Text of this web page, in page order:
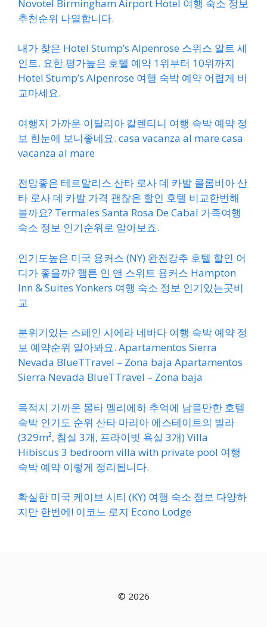
Novotel Birmingham Airport Hotel 여행 숙소 정보
추천순위 나열합니다.
내가 찾은 Hotel Stump’s Alpenrose 스위스 알트 세
인트. 요한 평가높은 호텔 예약 1위부터 10위까지
Hotel Stump’s Alpenrose 여행 숙박 예약 어렵게 비
교마세요.
여행지 가까운 이탈리아 칼렌티니 여행 숙박 예약 정
보 한눈에 보니좋네요. casa vacanza al mare casa
vacanza al mare
전망좋은 테르말리스 산타 로사 데 카발 콜롬비아 산
타 로사 데 카발 가격 괜찮은 할인 호텔 비교한번해
볼까요? Termales Santa Rosa De Cabal 가족여행
숙소 정보 인기순위로 알아보죠.
인기도높은 미국 용커스 (NY) 완전강추 호텔 할인 어
디가 좋을까? 햄튼 인 앤 스위트 용커스 Hampton
Inn & Suites Yonkers 여행 숙소 정보 인기있는곳비
교
분위기있는 스페인 시에라 네바다 여행 숙박 예약 정
보 예약순위 알아봐요. Apartamentos Sierra
Nevada BlueTTravel – Zona baja Apartamentos
Sierra Nevada BlueTTravel – Zona baja
목적지 가까운 몰타 멜리에하 추억에 남을만한 호텔
숙박 인기도 순위 산타 마리아 에스테이트의 빌라
(329m², 침실 3개, 프라이빗 욕실 3개) Villa
Hibiscus 3 bedroom villa with private pool 여행
숙박 예약 이렇게 정리됩니다.
확실한 미국 케이브 시티 (KY) 여행 숙소 정보 다양하
지만 한번에! 이코노 로지 Econo Lodge
© 2026